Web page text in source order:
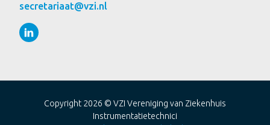
secretariaat@vzi.nl
Copyright 2026 © VZI Vereniging van Ziekenhuis
Instrumentatietechnici